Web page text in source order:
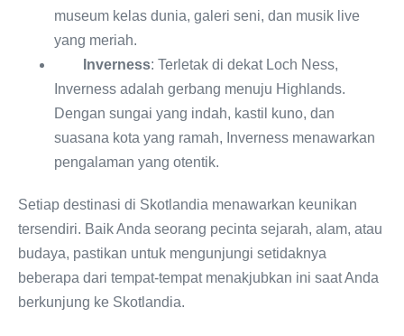
museum kelas dunia, galeri seni, dan musik live
yang meriah.
Inverness: Terletak di dekat Loch Ness,
Inverness adalah gerbang menuju Highlands.
Dengan sungai yang indah, kastil kuno, dan
suasana kota yang ramah, Inverness menawarkan
pengalaman yang otentik.
Setiap destinasi di Skotlandia menawarkan keunikan
tersendiri. Baik Anda seorang pecinta sejarah, alam, atau
budaya, pastikan untuk mengunjungi setidaknya
beberapa dari tempat-tempat menakjubkan ini saat Anda
berkunjung ke Skotlandia.